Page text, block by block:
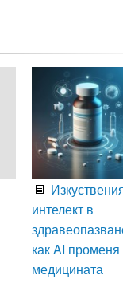
интелект в
как AI променя
медицината